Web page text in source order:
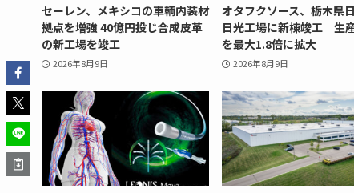
セーレン、メキシコの車輌内装材
拠点を増強 40億円投じ合成皮革
の新工場を竣工
2026年8月9日
オタフクソース、栃木県
日光工場に新棟竣工 生
を最大1.8倍に拡大
2026年8月9日